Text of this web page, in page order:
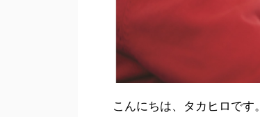
こんにちは、タカヒロです。